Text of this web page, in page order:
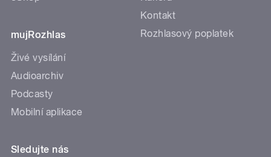
mujRozhlas
Živé vysílání
Audioarchiv
Podcasty
Mobilní aplikace
Kontakt
Rozhlasový poplatek
Sledujte nás